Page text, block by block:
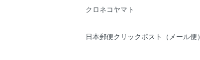
クロネコヤマト
日本郵便クリックポスト（メール便）